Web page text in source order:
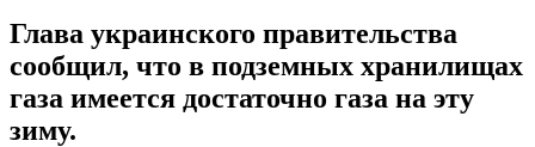
Глава украинского правительства
сообщил, что в подземных хранилищах
газа имеется достаточно газа на эту
зиму.